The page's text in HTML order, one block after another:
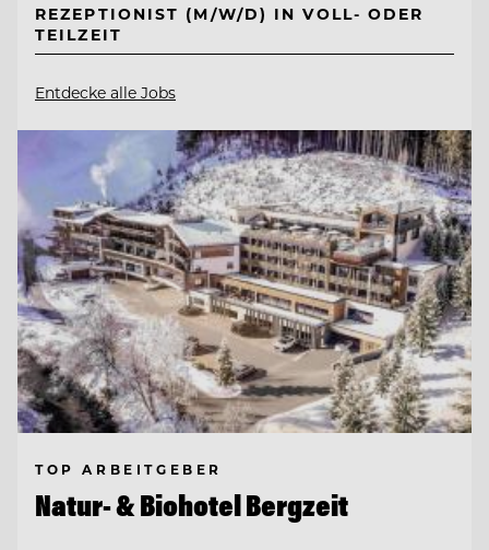
REZEPTIONIST (M/W/D) IN VOLL- ODER
TEILZEIT
Entdecke alle Jobs
TOP ARBEITGEBER
Natur- & Biohotel Bergzeit